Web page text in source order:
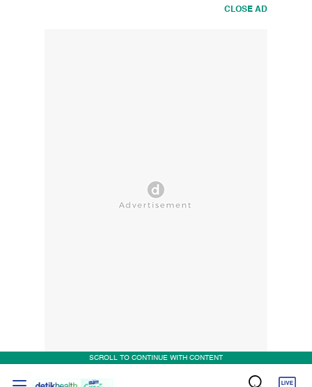
CLOSE AD
SCROLL TO CONTINUE WITH CONTENT